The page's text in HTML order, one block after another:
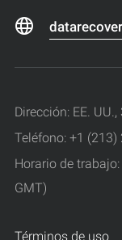
Dirección: EE.
Teléfono: +1
Horario de
GMT)
Términos de uso